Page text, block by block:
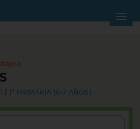
1º PRIMARIA (6-7 AÑOS)